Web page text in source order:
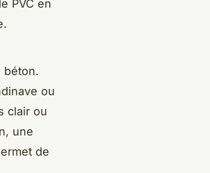
PVC en
béton.
ou
clair ou
une
de